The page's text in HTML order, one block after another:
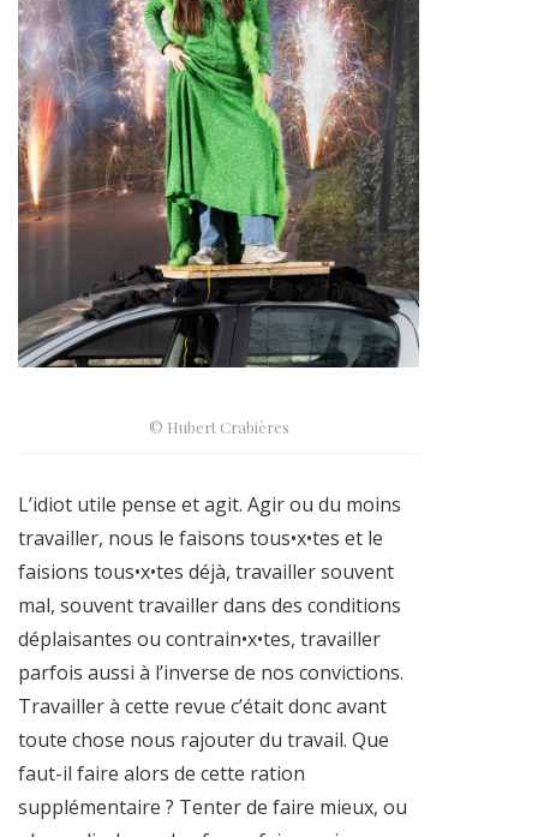
© Hubert Crabières
L’idiot utile pense et agit. Agir ou du moins
travailler, nous le faisons tous•x•tes et le
faisions tous•x•tes déjà, travailler souvent
mal, souvent travailler dans des conditions
déplaisantes ou contrain•x•tes, travailler
parfois aussi à l’inverse de nos convictions.
Travailler à cette revue c’était donc avant
toute chose nous rajouter du travail. Que
faut-il faire alors de cette ration
supplémentaire ? Tenter de faire mieux, ou